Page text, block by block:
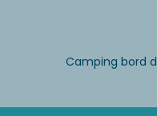
Camping bord